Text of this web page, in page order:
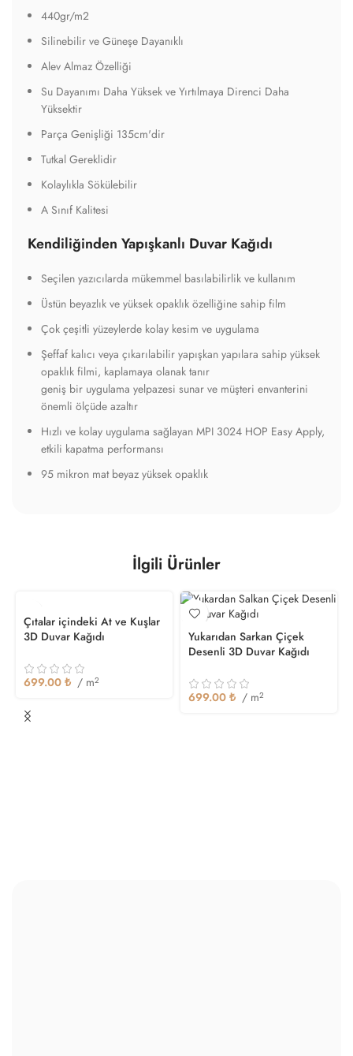
440gr/m2
Silinebilir ve Güneşe Dayanıklı
Alev Almaz Özelliği
Su Dayanımı Daha Yüksek ve Yırtılmaya Direnci Daha
Yüksektir
Parça Genişliği 135cm'dir
Tutkal Gereklidir
Kolaylıkla Sökülebilir
A Sınıf Kalitesi
Kendiliğinden Yapışkanlı Duvar Kağıdı
Seçilen yazıcılarda mükemmel basılabilirlik ve kullanım
Üstün beyazlık ve yüksek opaklık özelliğine sahip film
Çok çeşitli yüzeylerde kolay kesim ve uygulama
Şeffaf kalıcı veya çıkarılabilir yapışkan yapılara sahip yüksek
opaklık filmi, kaplamaya olanak tanır
geniş bir uygulama yelpazesi sunar ve müşteri envanterini
önemli ölçüde azaltır
Hızlı ve kolay uygulama sağlayan MPI 3024 HOP Easy Apply,
etkili kapatma performansı
95 mikron mat beyaz yüksek opaklık
İlgili Ürünler
Çıtalar içindeki At ve Kuşlar
3D Duvar Kağıdı
699.00 ₺ / m2
Yukarıdan Sarkan Çiçek
Desenli 3D Duvar Kağıdı
699.00 ₺ / m2